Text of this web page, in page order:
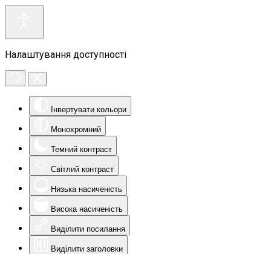
Налаштування доступності
Інвертувати кольори
Монохромний
Темний контраст
Світлий контраст
Низька насиченість
Висока насиченість
Виділити посилання
Виділити заголовки